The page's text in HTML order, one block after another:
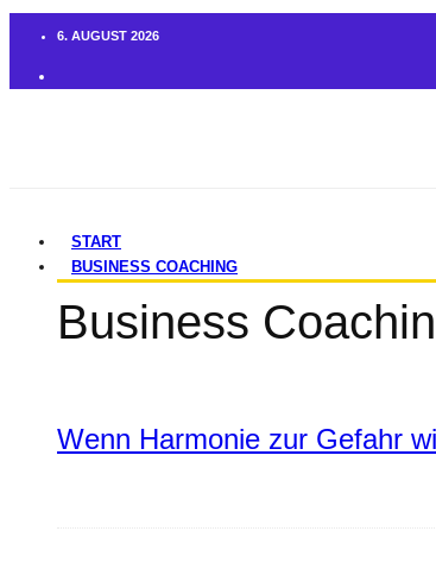
6. AUGUST 2026
START
BUSINESS COACHING
Business
Wenn Harmonie zur Gefahr